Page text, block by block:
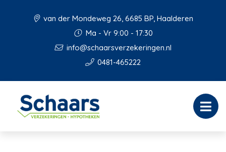
van der Mondeweg 26, 6685 BP, Haalderen
Ma - Vr 9:00 - 17:30
info@schaarsverzekeringen.nl
0481-465222